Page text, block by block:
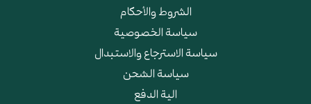
الشروط والأحكام
سياسة الخصوصية
سياسة الاسترجاع والاستبدال
سياسة الشحن
الية الدفع